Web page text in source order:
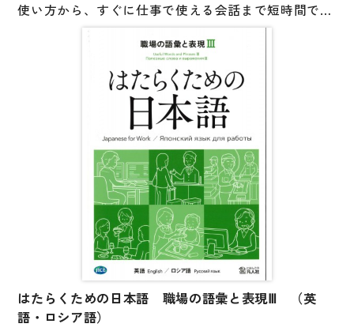
絵本・子ども向け補助
漢字字典（辞典）
スペイン語辞典
ドイツ語辞典
ポルトガル語辞典
使い方から、すぐに仕事で使える会話まで短時間で無
理なく学べる。音声がウェブからダウンロード。
はたらくための日本語 職場の語彙と表現Ⅲ （英
語・ロシア語）